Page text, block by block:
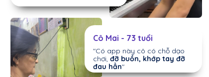
Cô Mai - 73 tuổi
"Có app này cô có chỗ dạo
chơi,đỡ buồn, khớp tay đỡ
đau hẳn"